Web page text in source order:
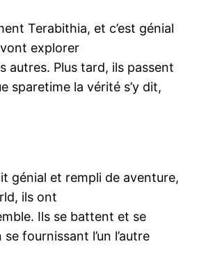
Terabithia, et c’est génial
explorer
autres. Plus tard, ils passent
sparetime la vérité s’y dit,
génial et rempli de aventure,
ils ont
Ils se battent et se
fournissant l’un l’autre